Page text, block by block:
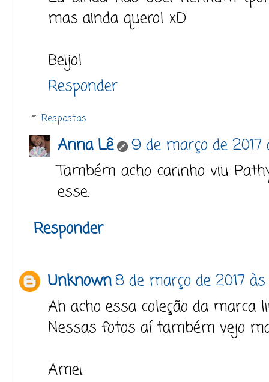
mas ainda quero! xD
Beijo!
Responder
Respostas
Anna Lê
9 de março de 2017
Também acho carinho viu
esse.
Responder
Unknown8 de março de 2017 às
Ah acho essa coleção da marca
Nessas fotos aí também vejo
Amei.